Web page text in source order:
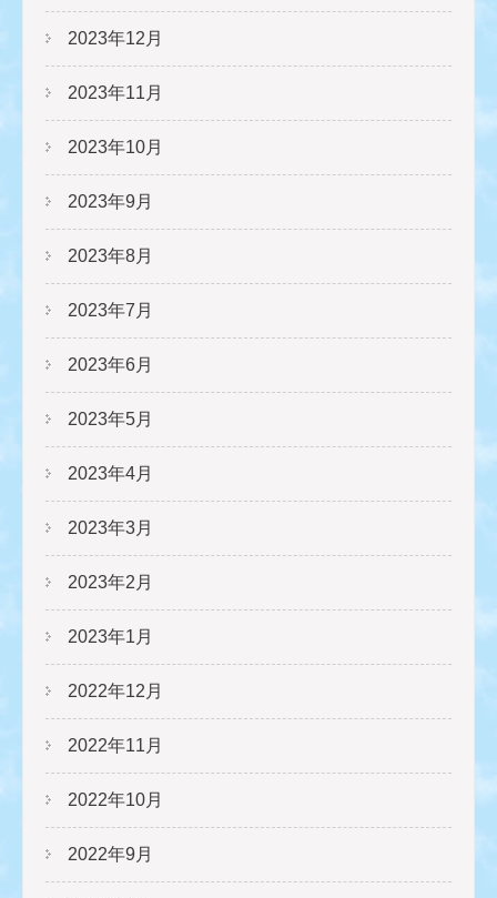
2023年12月
2023年11月
2023年10月
2023年9月
2023年8月
2023年7月
2023年6月
2023年5月
2023年4月
2023年3月
2023年2月
2023年1月
2022年12月
2022年11月
2022年10月
2022年9月